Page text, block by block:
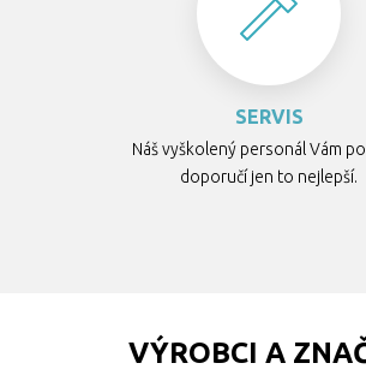
SERVIS
Náš vyškolený personál Vám
doporučí jen to nejlepší.
VÝROBCI A